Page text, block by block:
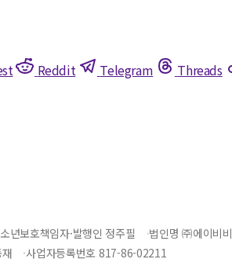
Reddit Telegram Threads
년보호책임자·발행인 정주필 법인명 ㈜에이비비
사업자등록번호 817-86-02211